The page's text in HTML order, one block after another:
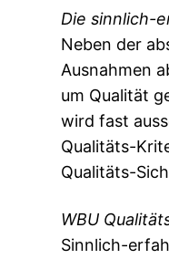
Die sinnlich-
Neben der
Ausnahmen
um Qualität
wird fast
Qualitäts-
Qualitäts-
WBU
Sinnlich-